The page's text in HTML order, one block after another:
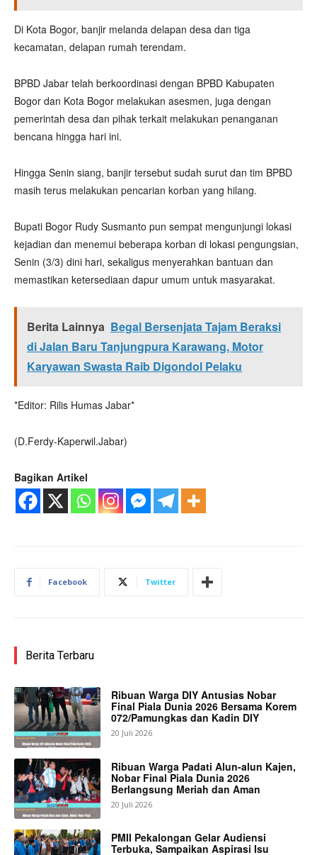
Di Kota Bogor, banjir melanda delapan desa dan tiga
kecamatan, delapan rumah terendam.
BPBD Jabar telah berkoordinasi dengan BPBD Kabupaten
Bogor dan Kota Bogor melakukan asesmen, juga dengan
pemerintah desa dan pihak terkait melakukan penanganan
bencana hingga hari ini.
Hingga Senin siang, banjir tersebut sudah surut dan tim BPBD
masih terus melakukan pencarian korban yang hilang.
Bupati Bogor Rudy Susmanto pun sempat mengunjungi lokasi
kejadian dan menemui beberapa korban di lokasi pengungsian,
Senin (3/3) dini hari, sekaligus menyerahkan bantuan dan
memastikan ketersediaan dapur umum untuk masyarakat.
Berita Lainnya Begal Bersenjata Tajam Beraksi
di Jalan Baru Tanjungpura Karawang, Motor
Karyawan Swasta Raib Digondol Pelaku
*Editor: Rilis Humas Jabar*
(D.Ferdy-Kaperwil.Jabar)
Bagikan Artikel
Facebook Twitter
Berita Terbaru
Ribuan Warga DIY Antusias Nobar
Final Piala Dunia 2026 Bersama Korem
072/Pamungkas dan Kadin DIY
20 Juli 2026
Ribuan Warga Padati Alun-alun Kajen,
Nobar Final Piala Dunia 2026
Berlangsung Meriah dan Aman
20 Juli 2026
PMII Pekalongan Gelar Audiensi
Terbuka, Sampaikan Aspirasi Isu